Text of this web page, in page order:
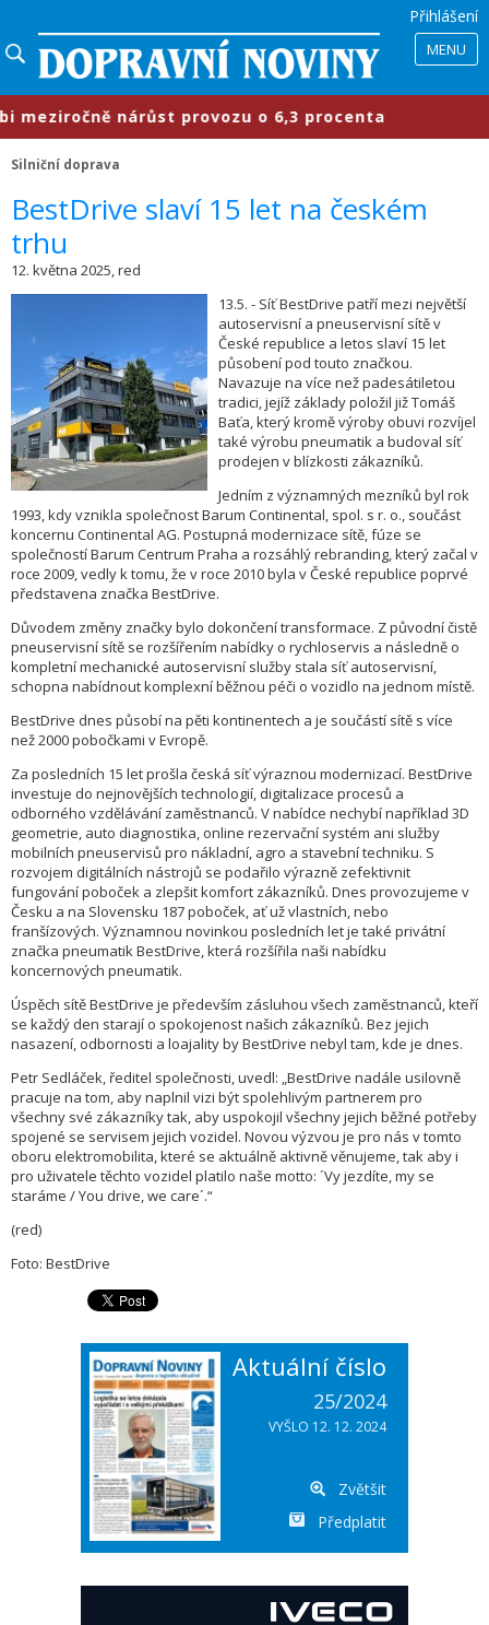
Přihlášení
MENU
nárůst provozu o 6,3 procenta
Silniční doprava
​BestDrive slaví 15 let na českém
trhu
12. května 2025, red
13.5. - Síť BestDrive patří mezi největší
autoservisní a pneuservisní sítě v
České republice a letos slaví 15 let
působení pod touto značkou.
Navazuje na více než padesátiletou
tradici, jejíž základy položil již Tomáš
Baťa, který kromě výroby obuvi rozvíjel
také výrobu pneumatik a budoval síť
prodejen v blízkosti zákazníků.
Jedním z významných mezníků byl rok
1993, kdy vznikla společnost Barum Continental, spol. s r. o., součást
koncernu Continental AG. Postupná modernizace sítě, fúze se
společností Barum Centrum Praha a rozsáhlý rebranding, který začal v
roce 2009, vedly k tomu, že v roce 2010 byla v České republice poprvé
představena značka BestDrive.
Důvodem změny značky bylo dokončení transformace. Z původní čistě
pneuservisní sítě se rozšířením nabídky o rychloservis a následně o
kompletní mechanické autoservisní služby stala síť autoservisní,
schopna nabídnout komplexní běžnou péči o vozidlo na jednom místě.
BestDrive dnes působí na pěti kontinentech a je součástí sítě s více
než 2000 pobočkami v Evropě.
Za posledních 15 let prošla česká síť výraznou modernizací. BestDrive
investuje do nejnovějších technologií, digitalizace procesů a
odborného vzdělávání zaměstnanců. V nabídce nechybí například 3D
geometrie, auto diagnostika, online rezervační systém ani služby
mobilních pneuservisů pro nákladní, agro a stavební techniku. S
rozvojem digitálních nástrojů se podařilo výrazně zefektivnit
fungování poboček a zlepšit komfort zákazníků. Dnes provozujeme v
Česku a na Slovensku 187 poboček, ať už vlastních, nebo
franšízových. Významnou novinkou posledních let je také privátní
značka pneumatik BestDrive, která rozšířila naši nabídku
koncernových pneumatik.
Úspěch sítě BestDrive je především zásluhou všech zaměstnanců, kteří
se každý den starají o spokojenost našich zákazníků. Bez jejich
nasazení, odbornosti a loajality by BestDrive nebyl tam, kde je dnes.
Petr Sedláček, ředitel společnosti, uvedl: „BestDrive nadále usilovně
pracuje na tom, aby naplnil vizi být spolehlivým partnerem pro
všechny své zákazníky tak, aby uspokojil všechny jejich běžné potřeby
spojené se servisem jejich vozidel. Novou výzvou je pro nás v tomto
oboru elektromobilita, které se aktuálně aktivně věnujeme, tak aby i
pro uživatele těchto vozidel platilo naše motto: ´Vy jezdíte, my se
staráme / You drive, we care´.“
(red)
Foto: BestDrive
Aktuální číslo
25/2024
VYŠLO 12. 12. 2024
Zvětšit
Předplatit